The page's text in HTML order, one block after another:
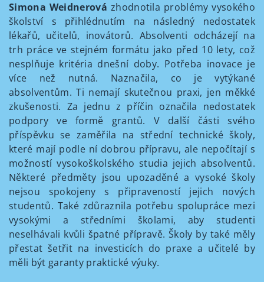
Simona Weidnerová zhodnotila problémy vysokého
školství s přihlédnutím na následný nedostatek
lékařů, učitelů, inovátorů. Absolventi odcházejí na
trh práce ve stejném formátu jako před 10 lety, což
nesplňuje kritéria dnešní doby. Potřeba inovace je
více než nutná. Naznačila, co je vytýkané
absolventům. Ti nemají skutečnou praxi, jen měkké
zkušenosti. Za jednu z příčin označila nedostatek
podpory ve formě grantů. V další části svého
příspěvku se zaměřila na střední technické školy,
které mají podle ní dobrou přípravu, ale nepočítají s
možností vysokoškolského studia jejich absolventů.
Některé předměty jsou upozaděné a vysoké školy
nejsou spokojeny s připraveností jejich nových
studentů. Také zdůraznila potřebu spolupráce mezi
vysokými a středními školami, aby studenti
neselhávali kvůli špatné přípravě. Školy by také měly
přestat šetřit na investicích do praxe a učitelé by
měli být garanty praktické výuky.